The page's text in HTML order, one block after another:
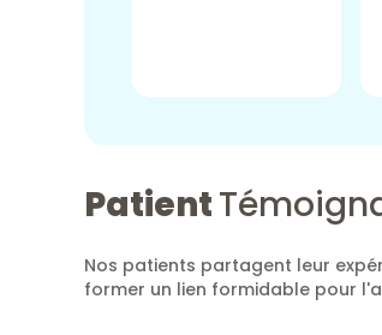
Patient
Nos patients partagent leur
former un lien formidable pour